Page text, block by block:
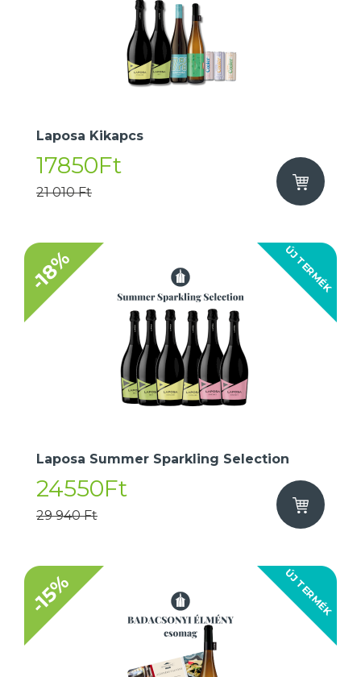
Laposa Kikapcs
17850Ft
21 010 Ft
ÚJ TERMÉK
-18%
Laposa Summer Sparkling Selection
24550Ft
29 940 Ft
ÚJ TERMÉK
-15%